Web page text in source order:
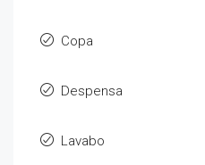
Copa
Despensa
Lavabo